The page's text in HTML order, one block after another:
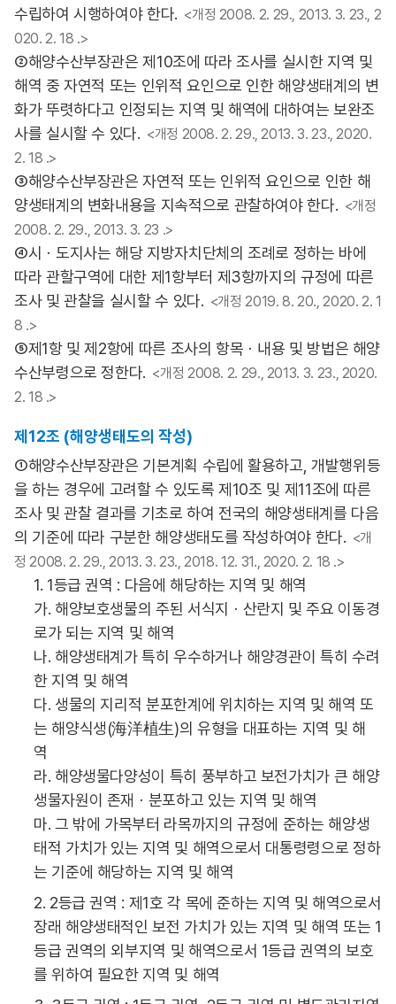
수립하여 시행하여야 한다. <개정 2008. 2. 29., 2013. 3. 23., 2
020. 2. 18 .>
②해양수산부장관은 제10조에 따라 조사를 실시한 지역 및
해역 중 자연적 또는 인위적 요인으로 인한 해양생태계의 변
화가 뚜렷하다고 인정되는 지역 및 해역에 대하여는 보완조
사를 실시할 수 있다. <개정 2008. 2. 29., 2013. 3. 23., 2020.
2. 18 .>
③해양수산부장관은 자연적 또는 인위적 요인으로 인한 해
양생태계의 변화내용을 지속적으로 관찰하여야 한다. <개정
2008. 2. 29., 2013. 3. 23 .>
④시ㆍ도지사는 해당 지방자치단체의 조례로 정하는 바에
따라 관할구역에 대한 제1항부터 제3항까지의 규정에 따른
조사 및 관찰을 실시할 수 있다. <개정 2019. 8. 20., 2020. 2. 1
8 .>
⑤제1항 및 제2항에 따른 조사의 항목ㆍ내용 및 방법은 해양
수산부령으로 정한다. <개정 2008. 2. 29., 2013. 3. 23., 2020.
2. 18 .>
제12조 (해양생태도의 작성)
①해양수산부장관은 기본계획 수립에 활용하고, 개발행위등
을 하는 경우에 고려할 수 있도록 제10조 및 제11조에 따른
조사 및 관찰 결과를 기초로 하여 전국의 해양생태계를 다음
의 기준에 따라 구분한 해양생태도를 작성하여야 한다. <개
정 2008. 2. 29., 2013. 3. 23., 2018. 12. 31., 2020. 2. 18 .>
1. 1등급 권역 : 다음에 해당하는 지역 및 해역
가. 해양보호생물의 주된 서식지ㆍ산란지 및 주요 이동경
로가 되는 지역 및 해역
나. 해양생태계가 특히 우수하거나 해양경관이 특히 수려
한 지역 및 해역
다. 생물의 지리적 분포한계에 위치하는 지역 및 해역 또
는 해양식생(海洋植生)의 유형을 대표하는 지역 및 해
역
라. 해양생물다양성이 특히 풍부하고 보전가치가 큰 해양
생물자원이 존재ㆍ분포하고 있는 지역 및 해역
마. 그 밖에 가목부터 라목까지의 규정에 준하는 해양생
태적 가치가 있는 지역 및 해역으로서 대통령령으로 정하
는 기준에 해당하는 지역 및 해역
2. 2등급 권역 : 제1호 각 목에 준하는 지역 및 해역으로서
장래 해양생태적인 보전 가치가 있는 지역 및 해역 또는 1
등급 권역의 외부지역 및 해역으로서 1등급 권역의 보호
를 위하여 필요한 지역 및 해역